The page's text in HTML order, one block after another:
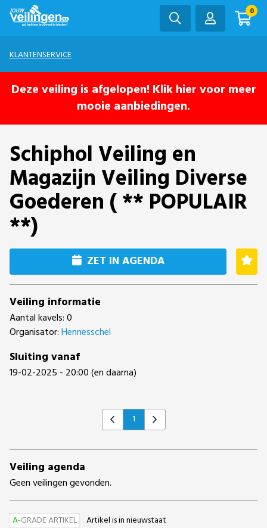
0
KLANTENSERVICE
Deze veiling is afgelopen! Klik hier voor meer
mooie aanbiedingen.
Schiphol Veiling en
Magazijn Veiling Diverse
Goederen ( ** POPULAIR
**)
ZET IN AGENDA
Veiling informatie
Aantal kavels: 0
Organisator:Hennesschel
Sluiting vanaf
19-02-2025 - 20:00 (en daarna)
Previous
1 Next
Veiling agenda
Geen veilingen gevonden.
A-GRADE ARTIKEL
Artikel is in nieuwstaat